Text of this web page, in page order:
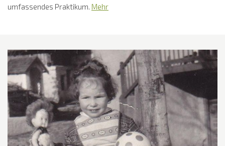
umfassendes Praktikum. Mehr